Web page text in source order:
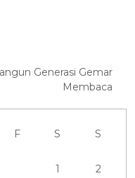
Generasi Gemar
Membaca
F S S
1 2